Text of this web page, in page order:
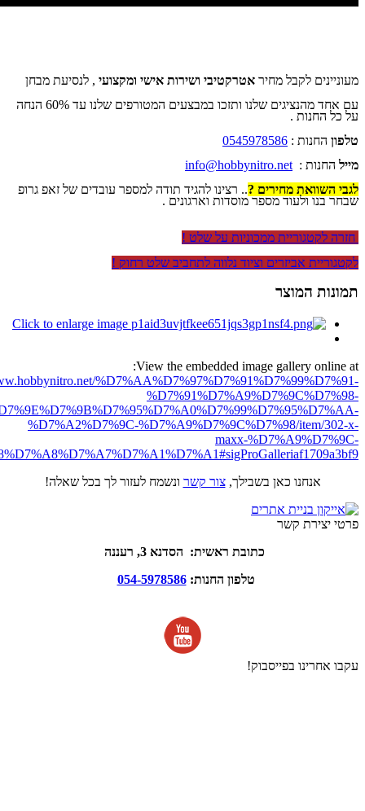
מעוניינים לקבל מחיר אטרקטיבי ושירות אישי ומקצועי , לנסיעת מבחן
עם אחד מהנציגים שלנו ותזכו במבצעים המטורפים שלנו עד 60% הנחה
על כל החנות .
טלפון החנות : 0545978586
מייל החנות : info@hobbynitro.net
לגבי השוואת מחירים ?.. רצינו להגיד תודה למספר עובדים של זאפ גרופ
שבחר בנו ולעוד מספר מוסדות וארגונים .
חזרה לקטגוריית ממכוניות על שלט !
לקטגוריית אביזרים וציוד נלווה לתחביב שלט רחוק !
תמונות המוצר
View the embedded image gallery online at:
%D7%AA%D7%97%D7%91%D7%99%D7%91-
%D7%91%D7%A9%D7%9C%D7%98-
%D7%A2%D7%9C-%D7%A9%D7%9C%D7%98/item/302-x-
maxx-%D7%A9%D7%9C-
אנחנו כאן בשבילך,צור קשר ונשמח לעזור לך בכל שאלה!
פרטי יצירת קשר
כתובת ראשית: הסדנא 3, רעננה
טלפון החנות:054-5978586
עקבו אחרינו בפייסבוק!